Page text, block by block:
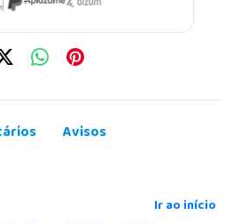
Avisos
Ir ao início